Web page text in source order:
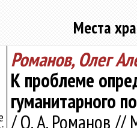
Места
Романов, Олег
К проблеме
гуманитарного
/ О. А. Романов //